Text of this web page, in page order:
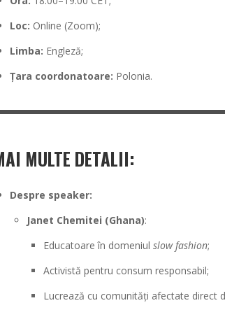
Loc: Online (Zoom);
Limba: Engleză;
Țara coordonatoare: Polonia.
MULTE DETALII:
Despre speaker:
Janet Chemitei (Ghana):
Educatoare în domeniul slow fashion;
Activistă pentru consum responsabil;
Lucrează cu comunități afectate direct